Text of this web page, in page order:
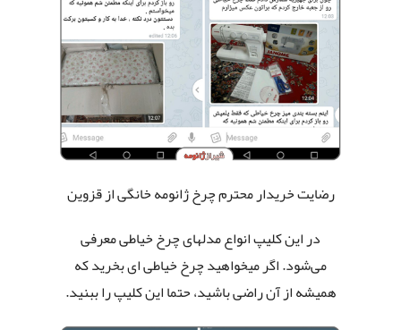
رضایت خریدار محترم چرخ ژانومه خانگیاز قزوین
در این کلیپ انواع مدلهای چرخ خیاطی معرفی
می‌شود. اگر میخواهید چرخ خیاطی ای بخرید که
همیشه از آن راضی باشید، حتما این کلیپ را ببنید.